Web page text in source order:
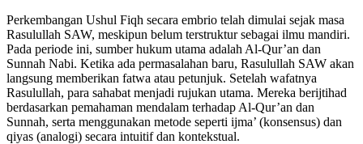
Perkembangan Ushul Fiqh secara embrio telah dimulai sejak masa
Rasulullah SAW, meskipun belum terstruktur sebagai ilmu mandiri.
Pada periode ini, sumber hukum utama adalah Al-Qur’an dan
Sunnah Nabi. Ketika ada permasalahan baru, Rasulullah SAW akan
langsung memberikan fatwa atau petunjuk. Setelah wafatnya
Rasulullah, para sahabat menjadi rujukan utama. Mereka berijtihad
berdasarkan pemahaman mendalam terhadap Al-Qur’an dan
Sunnah, serta menggunakan metode seperti ijma’ (konsensus) dan
qiyas (analogi) secara intuitif dan kontekstual.